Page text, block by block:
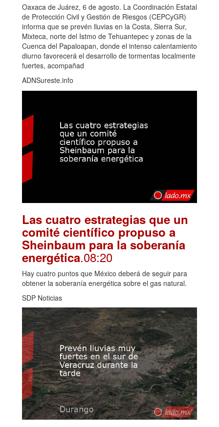
Oaxaca de Juárez, 6 de agosto. La Coordinación Estatal
de Protección Civil y Gestión de Riesgos (CEPCyGR)
informa que se prevén lluvias en la Costa, Sierra Sur,
Mixteca, norte del Istmo de Tehuantepec y zonas de la
Cuenca del Papaloapan, donde el intenso calentamiento
diurno favorecerá el desarrollo de tormentas localmente
fuertes, acompañad
ADNSureste.info
Las cuatro estrategias que un
comité científico propuso a
Sheinbaum para la soberanía
energética.08:20
Hay cuatro puntos que México deberá de seguir para
obtener la soberanía energética sobre el gas natural.
SDP Noticias